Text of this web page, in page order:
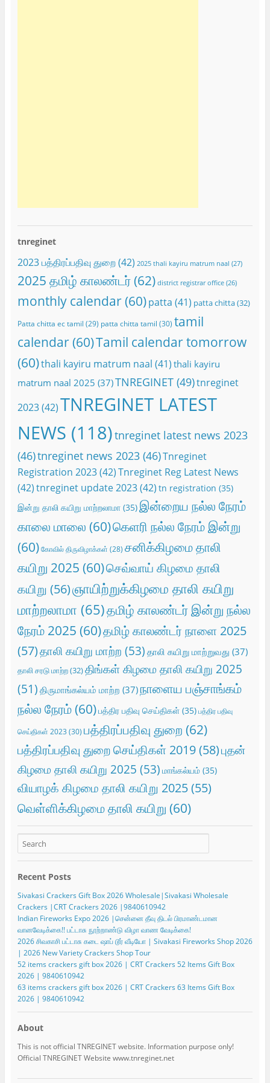
tnreginet
2023 பத்திரப்பதிவு துறை(42) 2025 thali kayiru matrum naal (27)
2025 தமிழ் காலண்டர்(62) district registrar office(26)
monthly calendar(60) patta (41) patta chitta(32)
Patta chitta ec tamil (29) patta chitta tamil (30) tamil
calendar(60)Tamil calendar tomorrow
(60)thali kayiru matrum naal (41) thali kayiru
matrum naal 2025 (37)TNREGINET(49)tnreginet
2023(42)TNREGINET LATEST
NEWS (118)tnreginet latest news 2023
(46)tnreginet news 2023(46)Tnreginet
Registration 2023(42)Tnreginet Reg Latest News
(42)tnreginet update 2023(42) tn registration (35)
இன்று தாலி கயிறு மாற்றலாமா(35)இன்றைய நல்ல நேரம்
காலை மாலை (60)கெளரி நல்ல நேரம் இன்று
(60) கோவில் திருவிழாக்கள் (28) சனிக்கிழமை தாலி
கயிறு 2025 (60)செவ்வாய் கிழமை தாலி
கயிறு (56)ஞாயிற்றுக்கிழமை தாலி கயிறு
மாற்றலாமா (65)தமிழ் காலண்டர் இன்று நல்ல
நேரம் 2025 (60)தமிழ் காலண்டர் நாளை 2025
(57)தாலி கயிறு மாற்ற (53) தாலி கயிறு மாற்றுவது (37)
தாலி சரடு மாற்ற(32)திங்கள் கிழமை தாலி கயிறு 2025
(51) திருமாங்கல்யம் மாற்ற (37)நாளைய பஞ்சாங்கம்
நல்ல நேரம்(60)பத்திர பதிவு செய்திகள்(35) பத்திர பதிவு
செய்திகள் 2023 (30) பத்திரப்பதிவு துறை (62)
பத்திரப்பதிவு துறை செய்திகள் 2019(58)புதன்
கிழமை தாலி கயிறு 2025 (53) மாங்கல்யம்(35)
வியாழக் கிழமை தாலி கயிறு 2025(55)
வெள்ளிக்கிழமை தாலி கயிறு (60)
Recent Posts
Sivakasi Crackers Gift Box 2026 Wholesale|Sivakasi Wholesale
Crackers |CRT Crackers 2026 |9840610942
Indian Fireworks Expo 2026 |சென்னை தீவு திடல் பிரமாண்டமான
வானவேடிக்கை!! பட்டாசு நூற்றாண்டு விழா வாண வேடிக்கை!
2026 சிவகாசி பட்டாசு கடை ஷாப் டூர் வீடியோ | Sivakasi Fireworks Shop 2026
| 2026 New Variety Crackers Shop Tour
52 items crackers gift box 2026 | CRT Crackers 52 Items Gift Box
2026 | 9840610942
63 items crackers gift box 2026 | CRT Crackers 63 Items Gift Box
2026 | 9840610942
About
This is not official TNREGINET website. Information purpose only!
Official TNREGINET Website www.tnreginet.net